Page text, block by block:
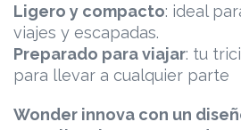
Ligero y compacto: ideal
viajes y escapadas.
Preparado para viajar: tu
para llevar a cualquier parte
Wonder innova con un